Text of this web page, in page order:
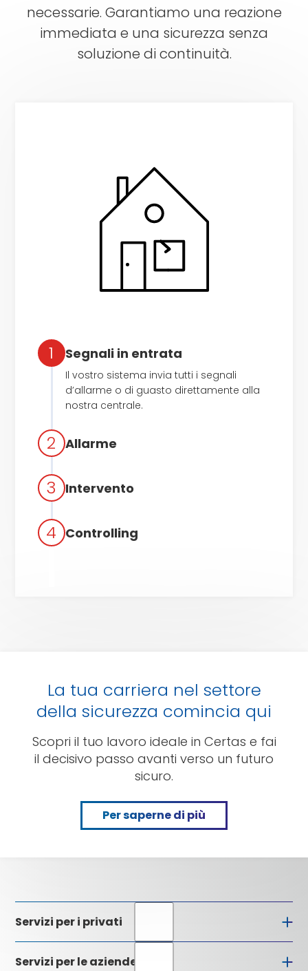
necessarie. Garantiamo una reazione
immediata e una sicurezza senza
soluzione di continuità.
1 Segnali in entrata
Il vostro sistema invia tutti i segnali
d’allarme o di guasto direttamente alla
nostra centrale.
2 Allarme
3 Intervento
4 Controlling
La tua carriera nel settore
della sicurezza comincia qui
Scopri il tuo lavoro ideale in Certas e fai
il decisivo passo avanti verso un futuro
sicuro.
Per saperne di più
saperne
Servizi per i privati
Servizi per le aziende